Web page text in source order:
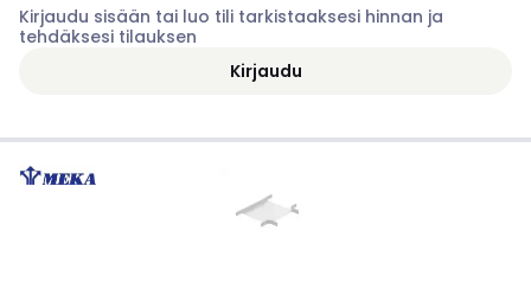
Kirjaudu sisään tai luo tili tarkistaaksesi hinnan ja
tehdäksesi tilauksen
Kirjaudu